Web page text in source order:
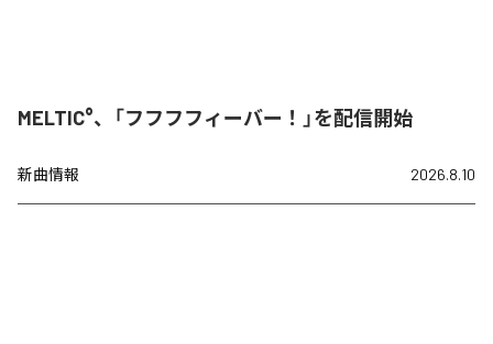
MELTIC°、「フフフフィーバー！」を配信開始
新曲情報 2026.8.10